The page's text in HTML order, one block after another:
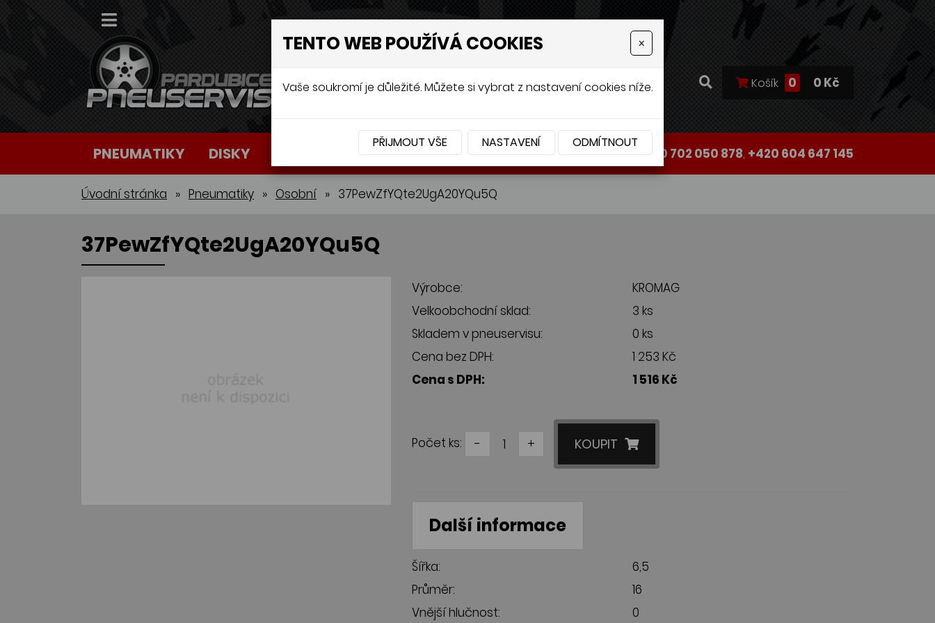
Košík 0 0 Kč
PNEUMATIKY DISKY AUTOBATERIE PŘÍSLUŠENSTVÍ +420 702 050 878, +420 604 647 145
Úvodní stránka » Pneumatiky » Osobní » 37PewZfYQte2UgA20YQu5Q
37PewZfYQte2UgA20YQu5Q
Výrobce:
KROMAG
Velkoobchodní sklad:
3 ks
Skladem v pneuservisu:
0 ks
Cena bez DPH:
1 253 Kč
Cena s DPH:
1 516 Kč
Počet ks: - + KOUPIT
Další informace
Šířka:
6,5
Průměr:
16
Vnější hlučnost:
0
TENTO WEB POUŽÍVÁ COOKIES ×
Vaše soukromí je důležité. Můžete si vybrat z nastavení cookies níže.
PŘIJMOUT VŠE NASTAVENÍ ODMÍTNOUT